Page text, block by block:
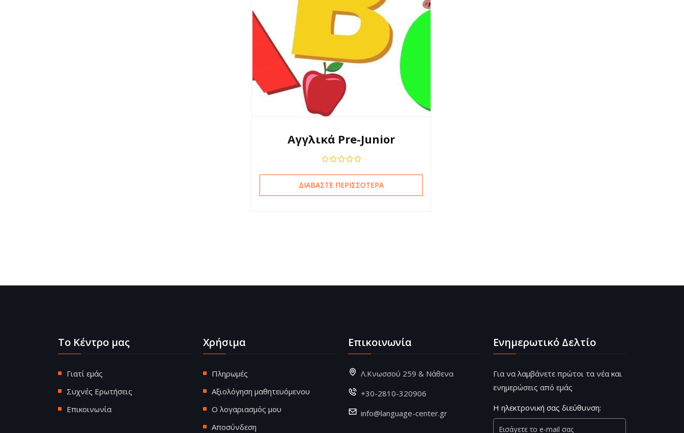
Αγγλικά Pre-Junior
ΔΙΑΒΆΣΤΕ ΠΕΡΙΣΣΌΤΕΡΑ
Το Κέντρο μας
Γιατί εμάς
Συχνές Ερωτήσεις
Επικοινωνία
Χρήσιμα
Πληρωμές
Αξιολόγηση μαθητευόμενου
Ο λογαριασμός μου
Αποσύνδεση
Επικοινωνία
Λ.Κνωσσού 259 & Νάθενα
+30-2810-320906
info@language-center.gr
Ενημερωτικό Δελτίο
Για να λαμβάνετε πρώτοι τα νέα και
ενημερώσεις από εμάς
Η ηλεκτρονική σας διεύθυνση: